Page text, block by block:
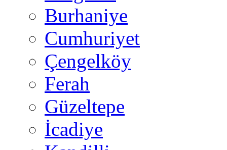
Burhaniye
Cumhuriyet
Çengelköy
Ferah
Güzeltepe
İcadiye